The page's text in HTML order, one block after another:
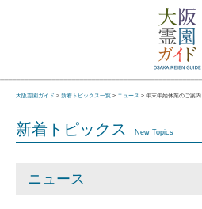
大阪霊園ガイド > 新着トピックス一覧 > ニュース > 年末年始休業のご案内
新着トピックス New Topics
ニュース